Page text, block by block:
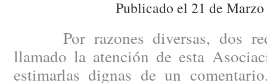
Publicado el 21 de
Por razones diversas, dos
llamado la atención de esta
estimarlas dignas de un